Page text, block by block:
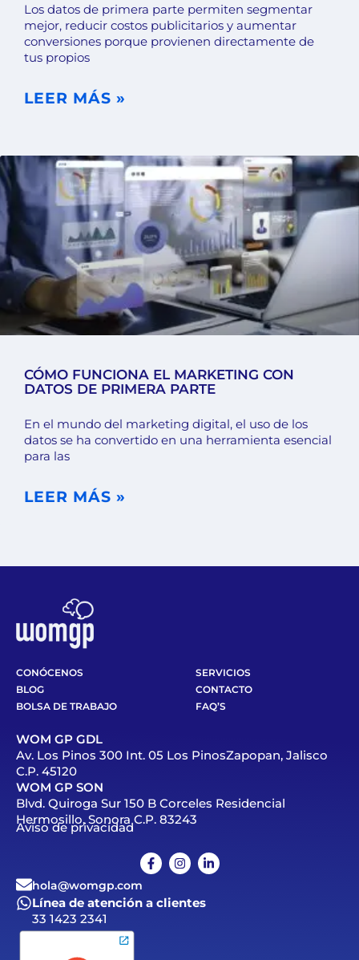
Los datos de primera parte permiten segmentar
mejor, reducir costos publicitarios y aumentar
conversiones porque provienen directamente de
tus propios
LEER MÁS »
CÓMO FUNCIONA EL MARKETING CON
DATOS DE PRIMERA PARTE
En el mundo del marketing digital, el uso de los
datos se ha convertido en una herramienta esencial
para las
LEER MÁS »
CONÓCENOS
SERVICIOS
BLOG
CONTACTO
BOLSA DE TRABAJO
FAQ’S
WOM GP GDL
Av. Los Pinos 300 Int. 05 Los PinosZapopan, Jalisco
C.P. 45120
WOM GP SON
Blvd. Quiroga Sur 150 B Corceles Residencial
Hermosillo, Sonora C.P. 83243
Aviso de privacidad
hola@womgp.com
Línea de atención a clientes
33 1423 2341